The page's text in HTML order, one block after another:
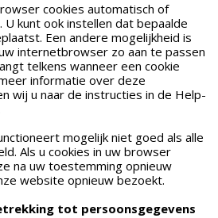
cookies automatisch of
kunt ook instellen dat bepaalde
Een andere mogelijkheid is
internetbrowser zo aan te passen
telkens wanneer een cookie
informatie over deze
wij u naar de instructies in de Help-
mogelijk niet goed als alle
Als u cookies in uw browser
na uw toestemming opnieuw
website opnieuw bezoekt.
tot persoonsgegevens